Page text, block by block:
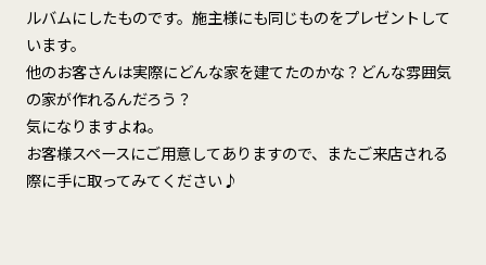
ルバムにしたものです。施主様にも同じものをプレゼントして
います。
他のお客さんは実際にどんな家を建てたのかな？どんな雰囲気
の家が作れるんだろう？
気になりますよね。
お客様スペースにご用意してありますので、またご来店される
際に手に取ってみてください♪